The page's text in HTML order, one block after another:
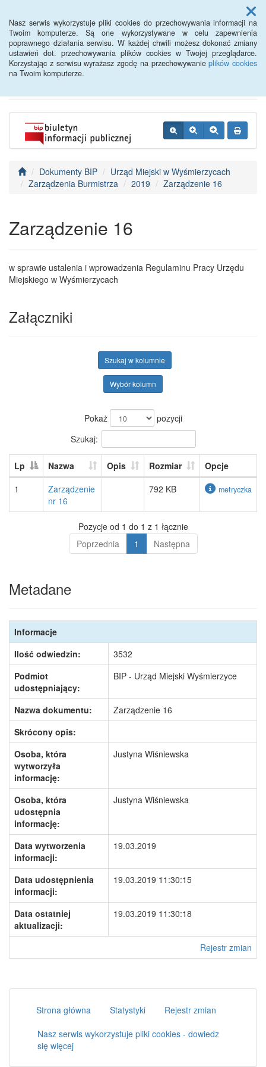
Nasz serwis wykorzystuje pliki cookies do przechowywania informacji na
Twoim komputerze. Są one wykorzystywane w celu zapewnienia
poprawnego działania serwisu. W każdej chwili możesz dokonać zmiany
ustawień dot. przechowywania plików cookies w Twojej przeglądarce.
Korzystając z serwisu wyrażasz zgodę na przechowywanieplików cookies
na Twoim komputerze.
Menu
BIP - Urząd Miejski
Wyśmierzyce
Dokumenty BIP
Urząd Miejski w Wyśmierzycach
Zarządzenia Burmistrza
2019 Zarządzenie 16
Zarządzenie 16
w sprawie ustalenia i wprowadzenia Regulaminu Pracy Urzędu
Miejskiego w Wyśmierzycach
Załączniki
Szukaj w kolumnie
Wybór kolumn
Pokaż
pozycji
Szukaj:
Lp Nazwa Opis Rozmiar
Opcje
1
Zarządzenie
nr 16
792 KB metryczka
Pozycje od 1 do 1 z 1 łącznie
Poprzednia
1 Następna
Metadane
Informacje
Ilość odwiedzin:
3532
Podmiot
udostępniający:
BIP - Urząd Miejski Wyśmierzyce
Nazwa dokumentu:
Zarządzenie 16
Skrócony opis:
Osoba, która
wytworzyła
informację:
Justyna Wiśniewska
Osoba, która
udostępnia
informację:
Justyna Wiśniewska
Data wytworzenia
informacji:
19.03.2019
Data udostępnienia
informacji:
19.03.2019 11:30:15
Data ostatniej
aktualizacji:
19.03.2019 11:30:18
Rejestr zmian
Strona główna Statystyki
Rejestr zmian
Nasz serwis wykorzystuje pliki cookies - dowiedz
się więcej